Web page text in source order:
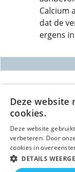
Calcium
dat de
ergens
Deze website
cookies.
Deze website
verbeteren. Door
cookies in
DETAILS